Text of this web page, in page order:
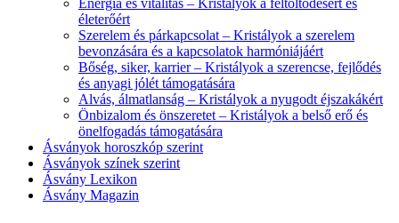
Energia és vitalitás – Kristályok a feltöltődésért és
életerőért
Szerelem és párkapcsolat – Kristályok a szerelem
bevonzására és a kapcsolatok harmóniájáért
Bőség, siker, karrier – Kristályok a szerencse, fejlődés
és anyagi jólét támogatására
Alvás, álmatlanság – Kristályok a nyugodt éjszakákért
Önbizalom és önszeretet – Kristályok a belső erő és
önelfogadás támogatására
Ásványok horoszkóp szerint
Ásványok színek szerint
Ásvány Lexikon
Ásvány Magazin